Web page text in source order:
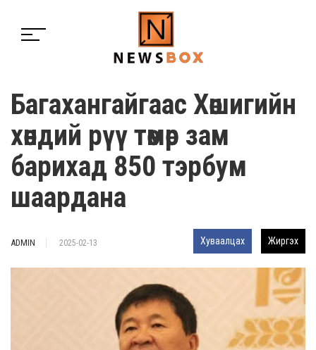
Багахангайгаас Хөшигийн
хөндий рүү төмөр зам
барихад 850 тэрбум
шаардана
ADMIN 2025-02-13 Хуваалцах Жиргэх